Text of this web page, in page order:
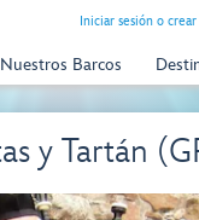
Iniciar sesión o
Nuestros Barcos
y Tartán